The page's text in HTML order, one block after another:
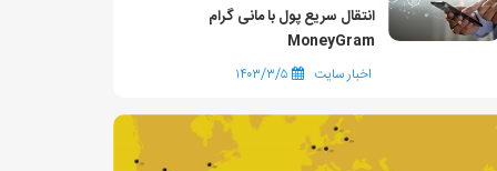
انتقال سریع پول با مانی گرام
MoneyGram
اخبار سایت ۱۴۰۳/۳/۵